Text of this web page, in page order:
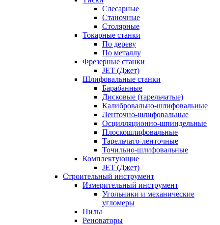
Слесарные
Станочные
Столярные
Токарные станки
По дереву
По металлу
Фрезерные станки
JET (Джет)
Шлифовальные станки
Барабанные
Дисковые (тарельчатые)
Калибровально-шлифовальные
Ленточно-шлифовальные
Осцилляционно-шпиндельные
Плоскошлифовальные
Тарельчато-ленточные
Точильно-шлифовальные
Комплектующие
JET (Джет)
Строительный инструмент
Измерительный инструмент
Угольники и механические
угломеры
Пилы
Реноваторы